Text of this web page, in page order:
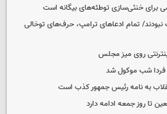
برای خنثی‌سازی توطئه‌های بیگانه است
تمام ادعاهای ترامپ، حرف‌های توخالی
روی میز مجلس
شب موکول شد
به نامه رئیس جمهور کذب است
تا روز جمعه ادامه دارد